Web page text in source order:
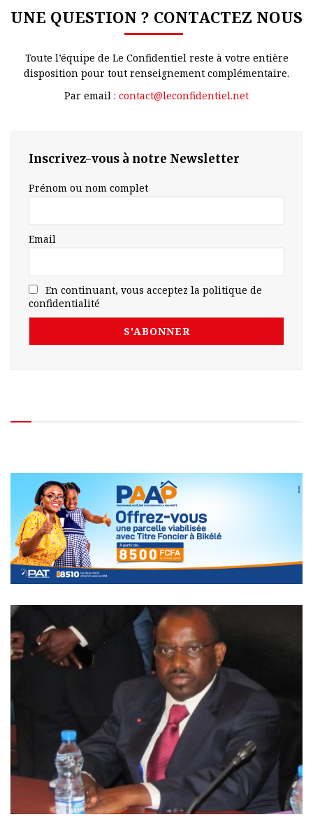
UNE QUESTION ? CONTACTEZ NOUS
Toute l’équipe de Le Confidentiel reste à votre entière
disposition pour tout renseignement complémentaire.
Par email : contact@leconfidentiel.net
Inscrivez-vous à notre Newsletter
Prénom ou nom complet
Email
En continuant, vous acceptez la politique de
confidentialité